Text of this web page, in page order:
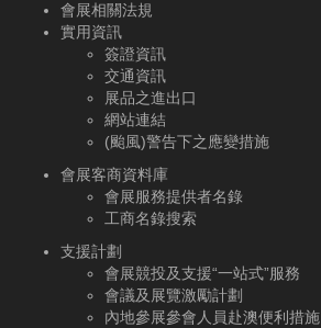
會展相關法規
實用資訊
簽證資訊
交通資訊
展品之進出口
網站連結
(颱風)警告下之應變措施
會展客商資料庫
會展服務提供者名錄
工商名錄搜索
支援計劃
會展競投及支援“一站式”服務
會議及展覽激勵計劃
內地參展參會人員赴澳便利措施